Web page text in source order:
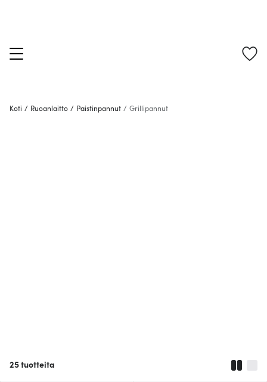
Koti / Ruoanlaitto / Paistinpannut / Grillipannut
25tuotteita